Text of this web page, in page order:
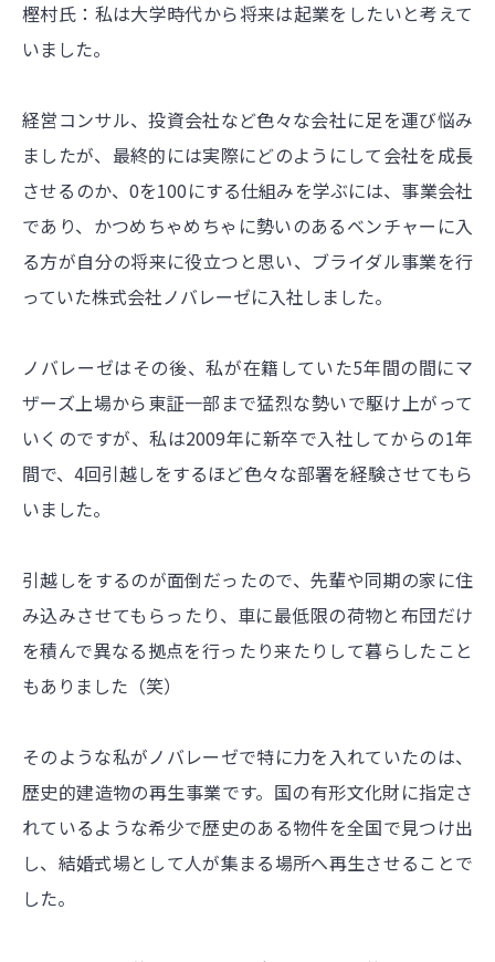
樫村氏：私は大学時代から将来は起業をしたいと考えて
いました。
経営コンサル、投資会社など色々な会社に足を運び悩み
ましたが、最終的には実際にどのようにして会社を成長
させるのか、0を100にする仕組みを学ぶには、事業会社
であり、かつめちゃめちゃに勢いのあるベンチャーに入
る方が自分の将来に役立つと思い、ブライダル事業を行
っていた株式会社ノバレーゼに入社しました。
ノバレーゼはその後、私が在籍していた5年間の間にマ
ザーズ上場から東証一部まで猛烈な勢いで駆け上がって
いくのですが、私は2009年に新卒で入社してからの1年
間で、4回引越しをするほど色々な部署を経験させてもら
いました。
引越しをするのが面倒だったので、先輩や同期の家に住
み込みさせてもらったり、車に最低限の荷物と布団だけ
を積んで異なる拠点を行ったり来たりして暮らしたこと
もありました（笑）
そのような私がノバレーゼで特に力を入れていたのは、
歴史的建造物の再生事業です。国の有形文化財に指定さ
れているような希少で歴史のある物件を全国で見つけ出
し、結婚式場として人が集まる場所へ再生させることで
した。